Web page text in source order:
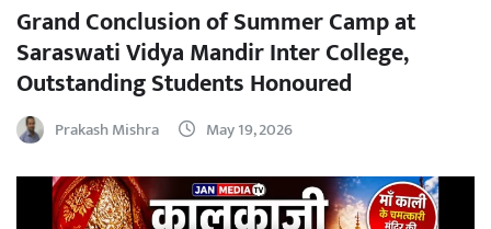
Grand Conclusion of Summer Camp at
Saraswati Vidya Mandir Inter College,
Outstanding Students Honoured
Prakash Mishra May 19, 2026